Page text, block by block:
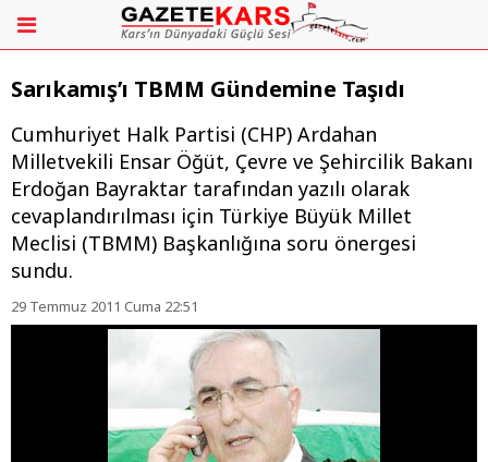
Sarıkamış’ı TBMM Gündemine Taşıdı
Cumhuriyet Halk Partisi (CHP) Ardahan
Milletvekili Ensar Öğüt, Çevre ve Şehircilik Bakanı
Erdoğan Bayraktar tarafından yazılı olarak
cevaplandırılması için Türkiye Büyük Millet
Meclisi (TBMM) Başkanlığına soru önergesi
sundu.
29 Temmuz 2011 Cuma 22:51